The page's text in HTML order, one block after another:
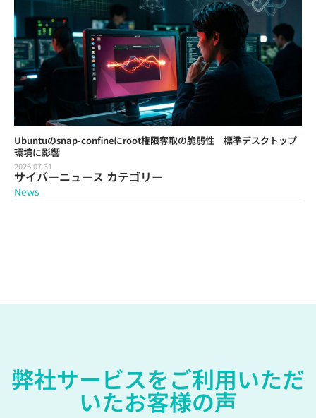
Ubuntuのsnap-confineにroot権限奪取の脆弱性 標準デスクトップ
環境に影響
2026.07.31
サイバーニュース カテゴリー
News
弊社サービスをご利用いただ
いたお客様の声